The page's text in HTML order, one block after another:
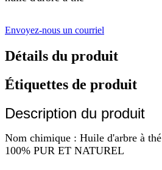
Envoyez-nous un courriel
Détails du produit
Étiquettes de produit
Description du produit
Nom chimique : Huile d'arbre à thé
100% PUR ET NATUREL